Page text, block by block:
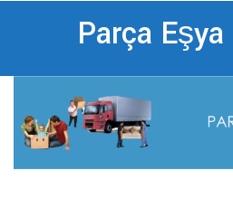
Parça Eşya